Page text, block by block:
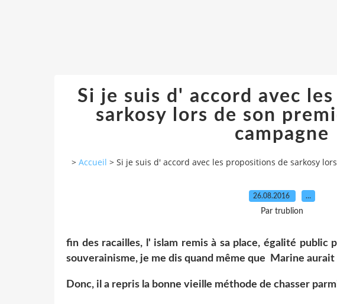
Si je suis d' accord avec
sarkosy lors de son
campagne
> Accueil > Si je suis d' accord avec les propositions de sarkosy
26.08.2016 …
Par trublion
fin des racailles, l' islam remis à sa place, égalité
souverainisme, je me dis quand même que Marine
Donc, il a repris la bonne vieille méthode de chasser